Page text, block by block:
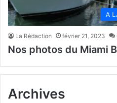
A
La Rédaction février 21, 2023
Nos photos du Miami
Archives